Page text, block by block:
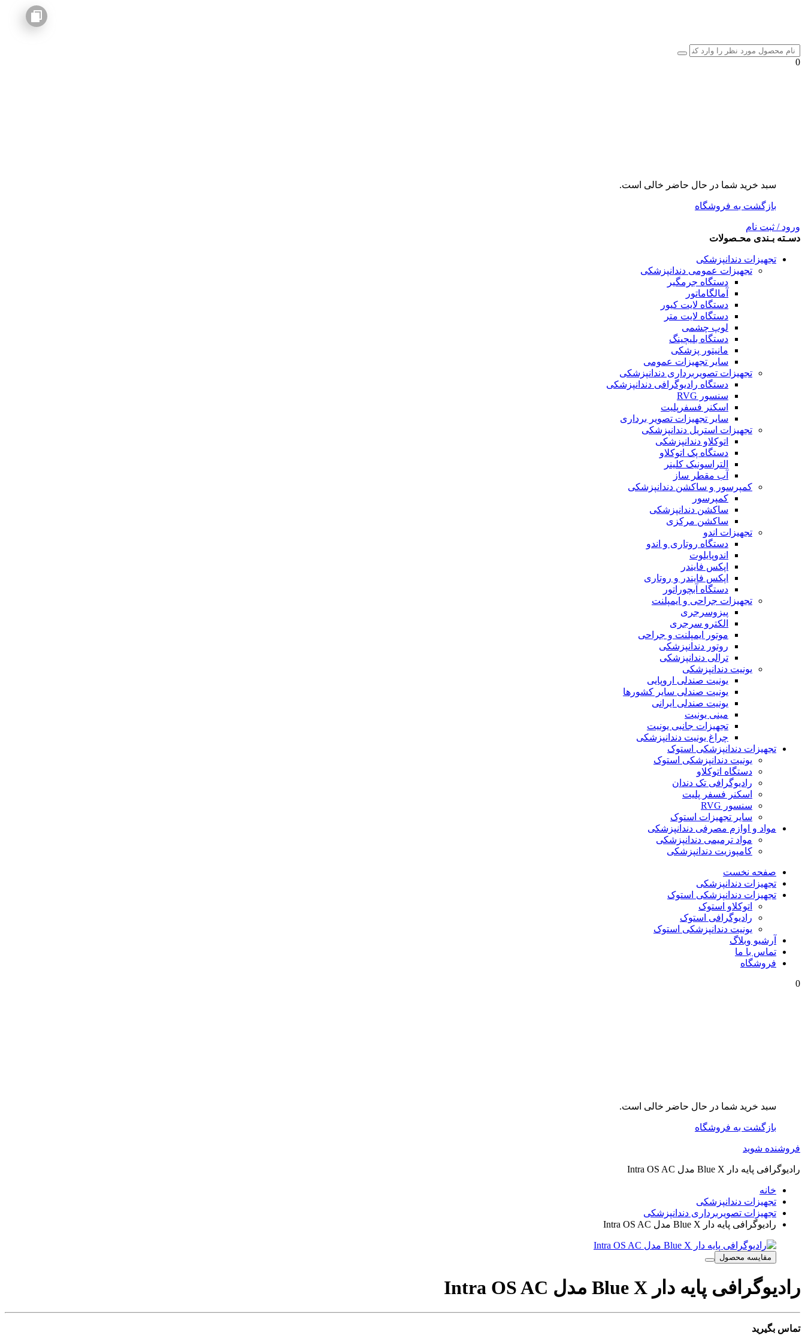
0
سبد خرید شما در حال حاضر خالی است.
بازگشت به فروشگاه
ورود / ثبت نام
دسـته بـندی محـصولات
تجهیزات دندانپزشکی
تجهیزات عمومی دندانپزشکی
دستگاه جرمگیر
آمالگاماتور
دستگاه لایت کیور
دستگاه لایت متر
لوپ چشمی
دستگاه بلیچینگ
مانیتور پزشکی
سایر تجهیزات عمومی
تجهیزات تصویربرداری دندانپزشکی
دستگاه رادیوگرافی دندانپزشکی
سنسور RVG
اسکنر فسفرپلیت
سایر تجهیزات تصویر برداری
تجهیزات استریل دندانپزشکی
اتوکلاو دندانپزشکی
دستگاه پک اتوکلاو
التراسونیک کلینر
آب مقطر ساز
کمپرسور و ساکشن دندانپزشکی
کمپرسور
ساکشن دندانپزشکی
ساکشن مرکزی
تجهیزات اندو
دستگاه روتاری و اندو
اندوپایلوت
اپکس فایندر
اپکس فایندر و روتاری
دستگاه آبچوراتور
تجهیزات جراحی و ایمپلنت
پیزوسرجری
الکترو سرجری
موتور ایمپلنت و جراحی
روتور دندانپزشکی
ترالی دندانپزشکی
یونیت دندانپزشکی
یونیت صندلی اروپایی
یونیت صندلی سایر کشورها
یونیت صندلی ایرانی
مینی یونیت
تجهیزات جانبی یونیت
چراغ یونیت دندانپزشکی
تجهیزات دندانپزشکی استوک
یونیت دندانپزشکی استوک
دستگاه اتوکلاو
رادیوگرافی تک دندان
اسکنر فسفر پلیت
سنسور RVG
سایر تجهیزات استوک
مواد و اوازم مصرفی دندانپزشکی
مواد ترمیمی دندانپزشکی
کامپوزیت دندانپزشکی
صفحه نخست
تجهیزات دندانپزشکی
تجهیزات دندانپزشکی استوک
اتوکلاو استوک
رادیوگرافی استوک
یونیت دندانپزشکی استوک
آرشیو وبلاگ
تماس با ما
فروشگاه
0
سبد خرید شما در حال حاضر خالی است.
بازگشت به فروشگاه
فروشنده شوید
رادیوگرافی پایه دار Blue X مدل Intra OS AC
خانه
تجهیزات دندانپزشکی
تجهیزات تصویربرداری دندانپزشکی
رادیوگرافی پایه دار Blue X مدل Intra OS AC
مقایسه محصول
رادیوگرافی پایه دار Blue X مدل Intra OS AC
تماس بگیرید